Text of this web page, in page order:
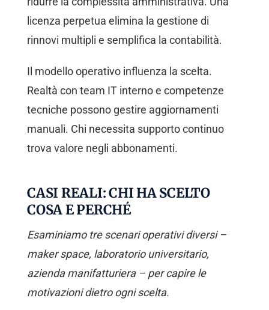
licenza perpetua elimina la gestione di
rinnovi multipli e semplifica la contabilità.
Il modello operativo influenza la scelta.
Realtà con team IT interno e competenze
tecniche possono gestire aggiornamenti
manuali. Chi necessita supporto continuo
trova valore negli abbonamenti.
CASI REALI: CHI HA SCELTO
COSA E PERCHÉ
Esaminiamo tre scenari operativi diversi –
maker space, laboratorio universitario,
azienda manifatturiera – per capire le
motivazioni dietro ogni scelta.